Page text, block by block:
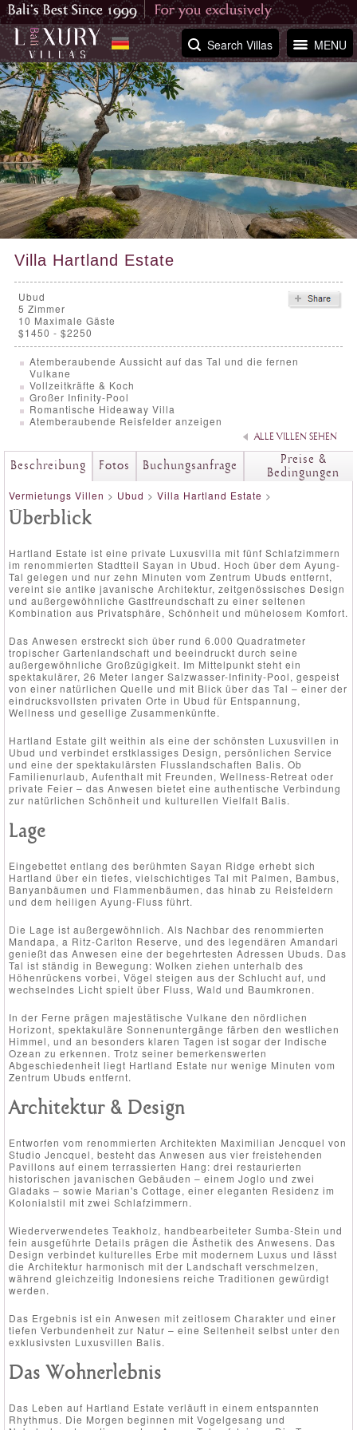
MENU
Search Villas
Villa Hartland Estate
Ubud
5 Zimmer
10 Maximale Gäste
$1450 - $2250
Atemberaubende Aussicht auf das Tal und die fernen
Vulkane
Vollzeitkräfte & Koch
Großer Infinity-Pool
Romantische Hideaway Villa
Atemberaubende Reisfelder anzeigen
ALLE VILLEN SEHEN
Beschreibung Fotos Buchungsanfrage
Preise &
Bedingungen
Vermietungs Villen > Ubud > Villa Hartland Estate >
Überblick
Hartland Estate ist eine private Luxusvilla mit fünf Schlafzimmern
im renommierten Stadtteil Sayan in Ubud. Hoch über dem Ayung-
Tal gelegen und nur zehn Minuten vom Zentrum Ubuds entfernt,
vereint sie antike javanische Architektur, zeitgenössisches Design
und außergewöhnliche Gastfreundschaft zu einer seltenen
Kombination aus Privatsphäre, Schönheit und mühelosem Komfort.
Das Anwesen erstreckt sich über rund 6.000 Quadratmeter
tropischer Gartenlandschaft und beeindruckt durch seine
außergewöhnliche Großzügigkeit. Im Mittelpunkt steht ein
spektakulärer, 26 Meter langer Salzwasser-Infinity-Pool, gespeist
von einer natürlichen Quelle und mit Blick über das Tal – einer der
eindrucksvollsten privaten Orte in Ubud für Entspannung,
Wellness und gesellige Zusammenkünfte.
Hartland Estate gilt weithin als eine der schönsten Luxusvillen in
Ubud und verbindet erstklassiges Design, persönlichen Service
und eine der spektakulärsten Flusslandschaften Balis. Ob
Familienurlaub, Aufenthalt mit Freunden, Wellness-Retreat oder
private Feier – das Anwesen bietet eine authentische Verbindung
zur natürlichen Schönheit und kulturellen Vielfalt Balis.
Lage
Eingebettet entlang des berühmten Sayan Ridge erhebt sich
Hartland über ein tiefes, vielschichtiges Tal mit Palmen, Bambus,
Banyanbäumen und Flammenbäumen, das hinab zu Reisfeldern
und dem heiligen Ayung-Fluss führt.
Die Lage ist außergewöhnlich. Als Nachbar des renommierten
Mandapa, a Ritz-Carlton Reserve, und des legendären Amandari
genießt das Anwesen eine der begehrtesten Adressen Ubuds. Das
Tal ist ständig in Bewegung: Wolken ziehen unterhalb des
Höhenrückens vorbei, Vögel steigen aus der Schlucht auf, und
wechselndes Licht spielt über Fluss, Wald und Baumkronen.
In der Ferne prägen majestätische Vulkane den nördlichen
Horizont, spektakuläre Sonnenuntergänge färben den westlichen
Himmel, und an besonders klaren Tagen ist sogar der Indische
Ozean zu erkennen. Trotz seiner bemerkenswerten
Abgeschiedenheit liegt Hartland Estate nur wenige Minuten vom
Zentrum Ubuds entfernt.
Architektur & Design
Entworfen vom renommierten Architekten Maximilian Jencquel von
Studio Jencquel, besteht das Anwesen aus vier freistehenden
Pavillons auf einem terrassierten Hang: drei restaurierten
historischen javanischen Gebäuden – einem Joglo und zwei
Gladaks – sowie Marian's Cottage, einer eleganten Residenz im
Kolonialstil mit zwei Schlafzimmern.
Wiederverwendetes Teakholz, handbearbeiteter Sumba-Stein und
fein ausgeführte Details prägen die Ästhetik des Anwesens. Das
Design verbindet kulturelles Erbe mit modernem Luxus und lässt
die Architektur harmonisch mit der Landschaft verschmelzen,
während gleichzeitig Indonesiens reiche Traditionen gewürdigt
werden.
Das Ergebnis ist ein Anwesen mit zeitlosem Charakter und einer
tiefen Verbundenheit zur Natur – eine Seltenheit selbst unter den
exklusivsten Luxusvillen Balis.
Das Wohnerlebnis
Das Leben auf Hartland Estate verläuft in einem entspannten
Rhythmus. Die Morgen beginnen mit Vogelgesang und